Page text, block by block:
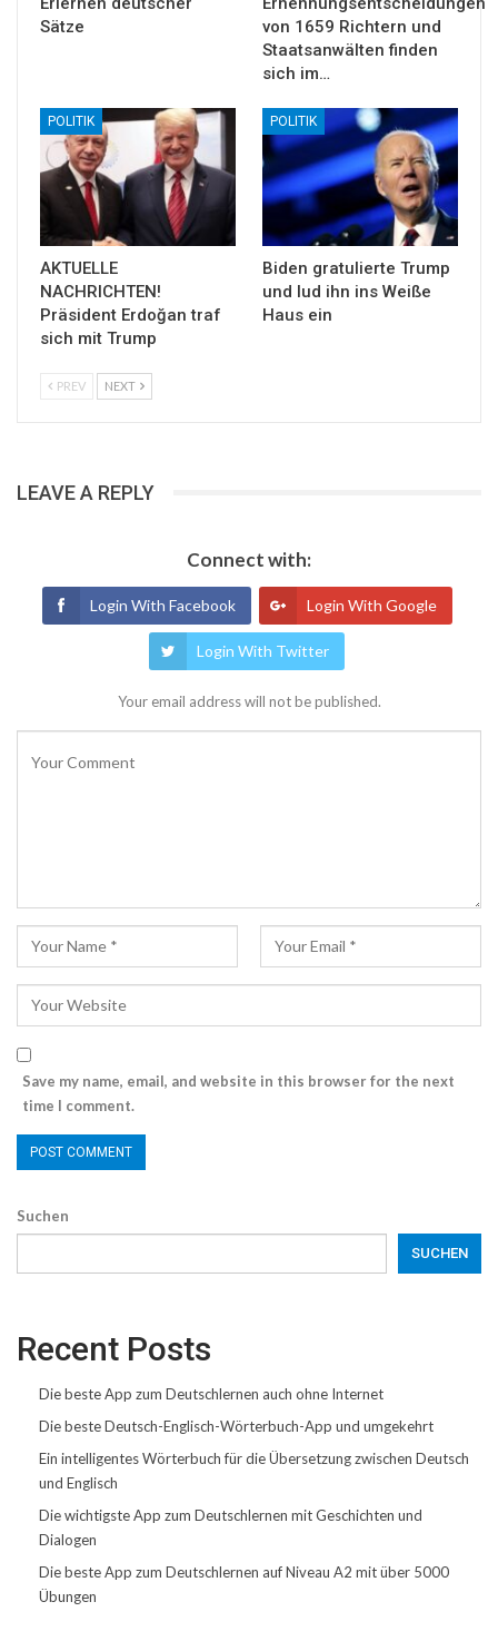
Sätze
von 1659 Richtern und
Staatsanwälten finden
sich im…
POLITIK
AKTUELLE
NACHRICHTEN!
Präsident Erdoğan traf
sich mit Trump
POLITIK
Biden gratulierte Trump
und lud ihn ins Weiße
Haus ein
PREV NEXT
LEAVE A REPLY
Connect with:
Login With Facebook Login With Google
Login With Twitter
Your email address will not be published.
Save my name, email, and website in this browser for the next
time I comment.
Suchen
SUCHEN
Recent Posts
Die beste App zum Deutschlernen auch ohne Internet
Die beste Deutsch-Englisch-Wörterbuch-App und umgekehrt
Ein intelligentes Wörterbuch für die Übersetzung zwischen Deutsch
und Englisch
Die wichtigste App zum Deutschlernen mit Geschichten und
Dialogen
Die beste App zum Deutschlernen auf Niveau A2 mit über 5000
Übungen